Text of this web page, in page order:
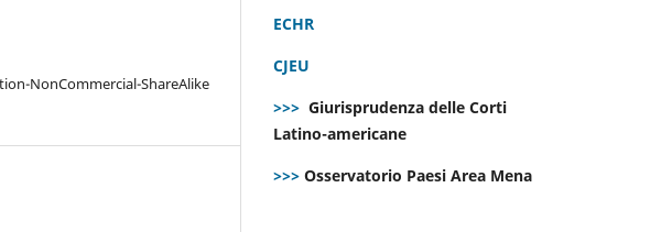
NonCommercial-ShareAlike
ECHR
CJEU
>>> Giurisprudenza delle Corti
Latino-americane
>>> Osservatorio Paesi Area Mena